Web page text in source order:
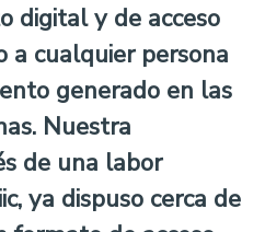
digital y de acceso
a cualquier persona
generado en las
Nuestra
de una labor
ya dispuso cerca de